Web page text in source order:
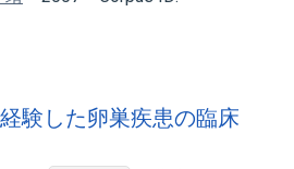
験した卵巣疾患の臨床